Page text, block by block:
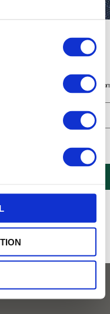
Hojicha Latte Mix
burk 200g
lätt nötig smak och låg
Blanda med valfri mjölk.
och ta del av erbjudanden året
Rabatten fungerar endast på